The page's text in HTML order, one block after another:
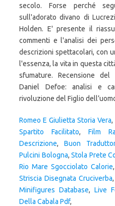
Romeo E Giulietta Storia Vera,
Spartito Facilitato, Film
Descrizione,Buon
Pulcini Bologna, Stola Prete
Rio Mare Sgocciolato Calorie,
Striscia Disegnata Cruciverba,
Minifigures Database, Live
Della Cabala Pdf,